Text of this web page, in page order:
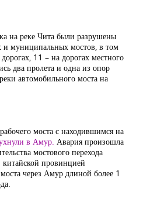
на реке Чита были разрушены
муниципальных мостов, в том
11 – на дорогах местного
два пролета и одна из опор
автомобильного моста на
моста с находившимся на
в Амур. Авария произошла
мостового перехода
провинцией
через Амур длиной более 1